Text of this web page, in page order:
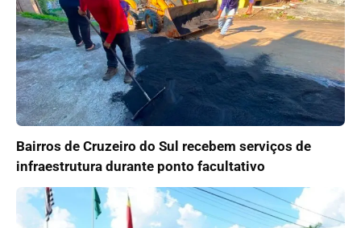
Bairros de Cruzeiro do Sul recebem serviços de
infraestrutura durante ponto facultativo